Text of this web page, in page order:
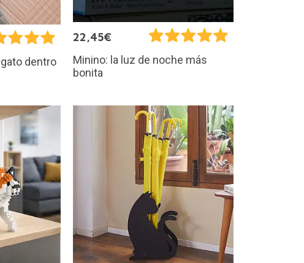
dentro
22,45€
Minino: la luz de noche más
bonita